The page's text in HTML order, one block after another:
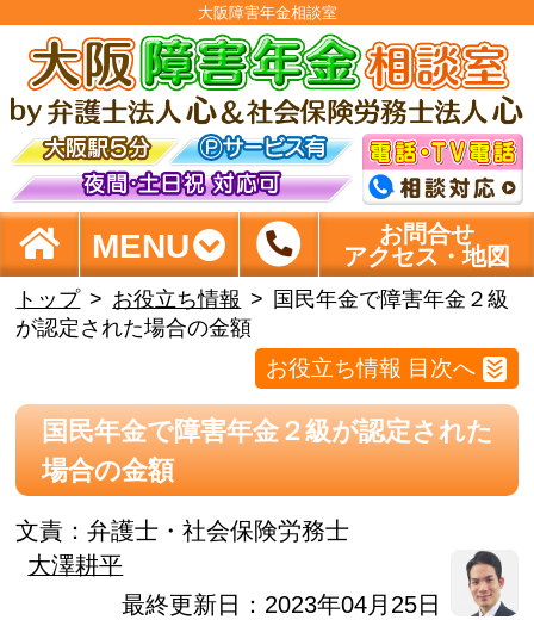
大阪障害年金相談室
MENU
お問合せ
アクセス・地図
トップ お役立ち情報
国民年金で障害年金２級
が認定された場合の金額
お役立ち情報 目次へ
国民年金で障害年金２級が認定された
場合の金額
文責：弁護士・社会保険労務士
大澤耕平
最終更新日：2023年04月25日